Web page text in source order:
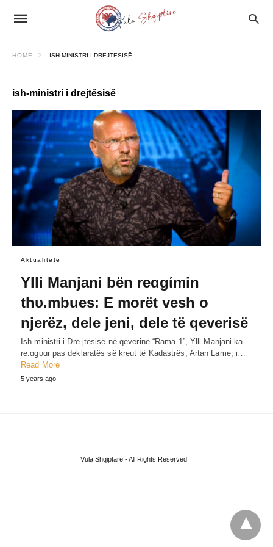
HOME ISH-MINISTRI I DREJTËSISË
ish-ministri i drejtësisë
Aktualitete
Ylli Manjani bën reɑgίmin
thυ.mbues: E morët vesh o
njerëz, dele jeni, dele të qeverisë
Ish-ministri i Dre.jtësisë në qeverinë “Rama 1”, Ylli Manjani ka
re.ɑgυɑr pas deklaratës së kreut të Kadastrës, Artan Lame, i…
Read More
5 years ago
Vula Shqiptare - All Rights Reserved